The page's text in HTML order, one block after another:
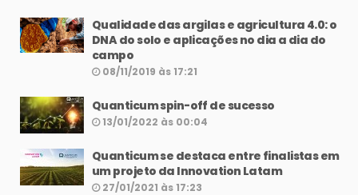
Qualidade das argilas e agricultura 4.0: o
DNA do solo e aplicações no dia a dia do
campo
08/11/2019 às 17:21
Quanticum spin-off de sucesso
13/01/2022 às 00:04
Quanticum se destaca entre finalistas em
um projeto da Innovation Latam
27/01/2021 às 17:23